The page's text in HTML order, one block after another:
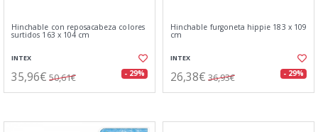
Hinchable con reposacabeza colores
surtidos 163 x 104 cm
INTEX
35,96€ 50,61€ - 29%
Hinchable furgoneta hippie 183 x 109
cm
INTEX
26,38€ 36,93€ - 29%